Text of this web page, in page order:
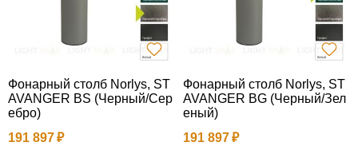
Фонарный столб Norlys, ST
AVANGER BS (Черный/Сер
ебро)
191 897
Фонарный столб Norlys, ST
AVANGER BG (Черный/Зел
еный)
191 897